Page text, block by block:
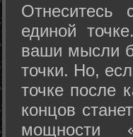
Отнеситесь
единой
ваши мысли
точки. Но,
точке после
концов
мощности